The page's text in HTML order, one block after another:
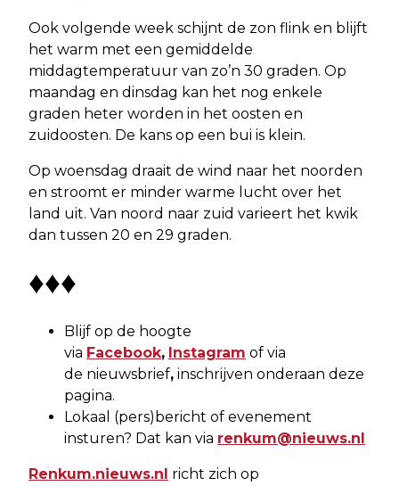
Ook volgende week schijnt de zon flink en blijft
het warm met een gemiddelde
middagtemperatuur van zo’n 30 graden. Op
maandag en dinsdag kan het nog enkele
graden heter worden in het oosten en
zuidoosten. De kans op een bui is klein.
Op woensdag draait de wind naar het noorden
en stroomt er minder warme lucht over het
land uit. Van noord naar zuid varieert het kwik
dan tussen 20 en 29 graden.
♦♦♦
Blijf op de hoogte
via Facebook, Instagram of via
de nieuwsbrief, inschrijven onderaan deze
pagina.
Lokaal (pers)bericht of evenement
insturen? Dat kan via renkum@nieuws.nl
Renkum.nieuws.nl richt zich op